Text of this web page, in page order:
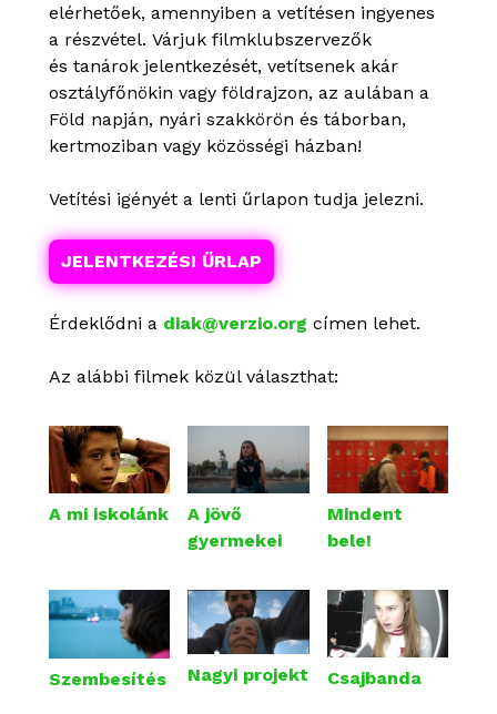
elérhetőek, amennyiben a vetítésen ingyenes
a részvétel. Várjuk filmklubszervezők
és tanárok jelentkezését, vetítsenek akár
osztályfőnökin vagy földrajzon, az aulában a
Föld napján, nyári szakkörön és táborban,
kertmoziban vagy közösségi házban!
Vetítési igényét a lenti űrlapon tudja jelezni.
JELENTKEZÉSI ŰRLAP
Érdeklődni a diak@verzio.org címen lehet.
Az alábbi filmek közül választhat:
A mi iskolánk
A jövő
gyermekei
Mindent
bele!
Szembesítés Nagyi projekt Csajbanda